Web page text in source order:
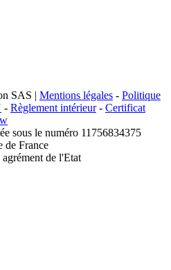
SAS | Mentions légales - Politique
- Règlement intérieur- Certificat
sous le numéro 11756834375
de France
de l'Etat